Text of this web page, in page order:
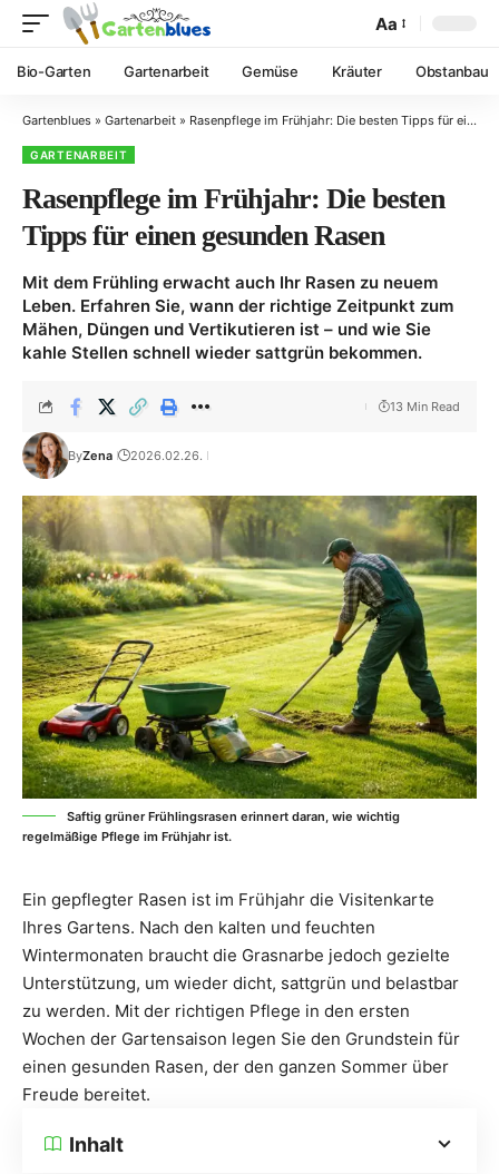
Aa
Bio-Garten Gartenarbeit Gemüse Kräuter Obstanbau
Gartenblues » Gartenarbeit » Rasenpflege im Frühjahr: Die besten Tipps für einen gesunden Rasen
GARTENARBEIT
Rasenpflege im Frühjahr: Die besten
Tipps für einen gesunden Rasen
Mit dem Frühling erwacht auch Ihr Rasen zu neuem
Leben. Erfahren Sie, wann der richtige Zeitpunkt zum
Mähen, Düngen und Vertikutieren ist – und wie Sie
kahle Stellen schnell wieder sattgrün bekommen.
ByZena 2026.02.26.
13 Min Read
Saftig grüner Frühlingsrasen erinnert daran, wie wichtig
regelmäßige Pflege im Frühjahr ist.
Ein gepflegter Rasen ist im Frühjahr die Visitenkarte
Ihres Gartens. Nach den kalten und feuchten
Wintermonaten braucht die Grasnarbe jedoch gezielte
Unterstützung, um wieder dicht, sattgrün und belastbar
zu werden. Mit der richtigen Pflege in den ersten
Wochen der Gartensaison legen Sie den Grundstein für
einen gesunden Rasen, der den ganzen Sommer über
Freude bereitet.
Inhalt